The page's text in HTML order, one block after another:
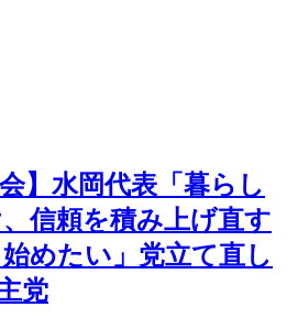
会】水岡代表「暮らし
信頼を積み上げ直す
めたい」党立て直し
党